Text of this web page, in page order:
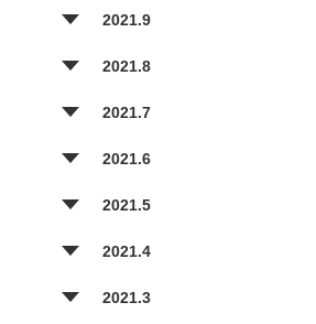
2021.9
2021.8
2021.7
2021.6
2021.5
2021.4
2021.3